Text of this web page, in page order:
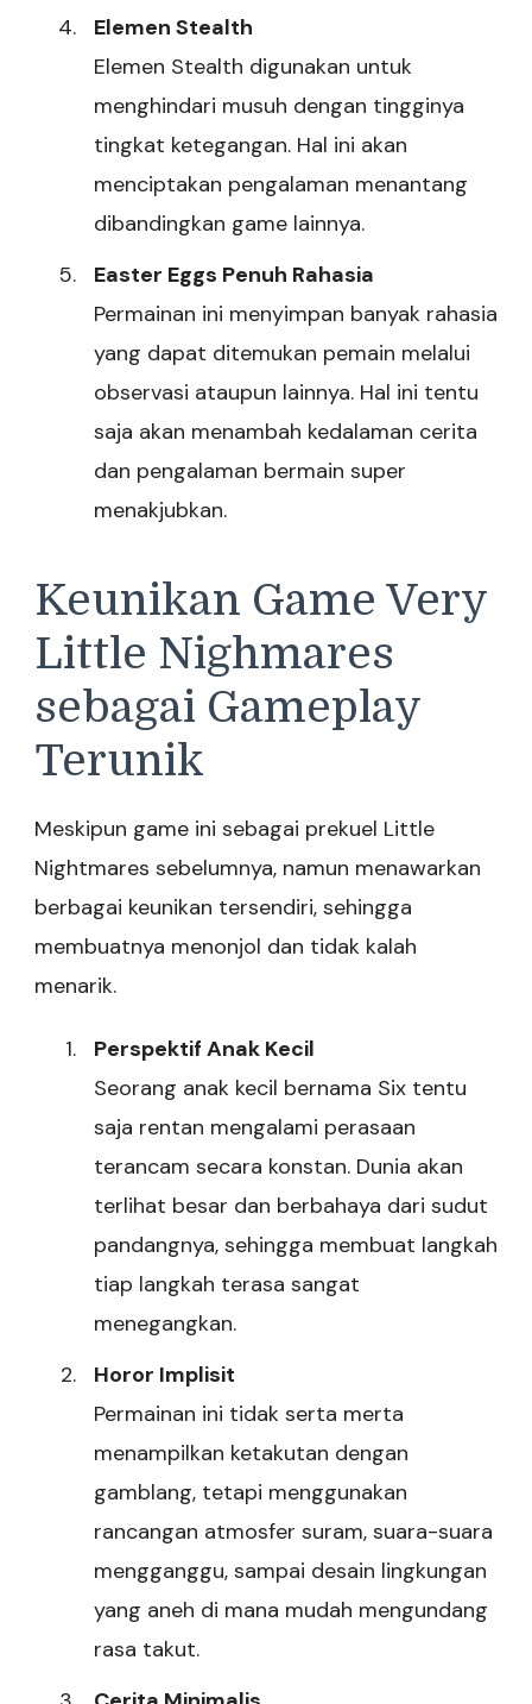
Elemen Stealth
Elemen Stealth digunakan untuk
menghindari musuh dengan tingginya
tingkat ketegangan. Hal ini akan
menciptakan pengalaman menantang
dibandingkan game lainnya.
Easter Eggs Penuh Rahasia
Permainan ini menyimpan banyak rahasia
yang dapat ditemukan pemain melalui
observasi ataupun lainnya. Hal ini tentu
saja akan menambah kedalaman cerita
dan pengalaman bermain super
menakjubkan.
Keunikan Game Very
Little Nighmares
sebagai Gameplay
Terunik
Meskipun game ini sebagai prekuel Little
Nightmares sebelumnya, namun menawarkan
berbagai keunikan tersendiri, sehingga
membuatnya menonjol dan tidak kalah
menarik.
Perspektif Anak Kecil
Seorang anak kecil bernama Six tentu
saja rentan mengalami perasaan
terancam secara konstan. Dunia akan
terlihat besar dan berbahaya dari sudut
pandangnya, sehingga membuat langkah
tiap langkah terasa sangat
menegangkan.
Horor Implisit
Permainan ini tidak serta merta
menampilkan ketakutan dengan
gamblang, tetapi menggunakan
rancangan atmosfer suram, suara-suara
mengganggu, sampai desain lingkungan
yang aneh di mana mudah mengundang
rasa takut.